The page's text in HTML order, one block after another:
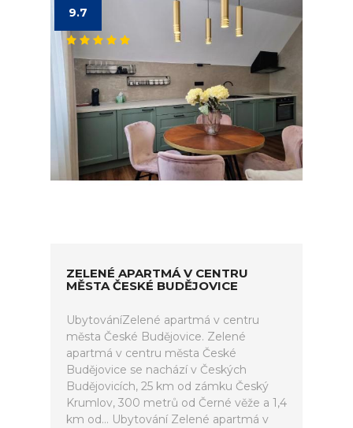
9.7
ZELENÉ APARTMÁ V CENTRU
MĚSTA ČESKÉ BUDĚJOVICE
UbytováníZelené apartmá v centru
města České Budějovice. Zelené
apartmá v centru města České
Budějovice se nachází v Českých
Budějovicích, 25 km od zámku Český
Krumlov, 300 metrů od Černé věže a 1,4
km od... Ubytování Zelené apartmá v